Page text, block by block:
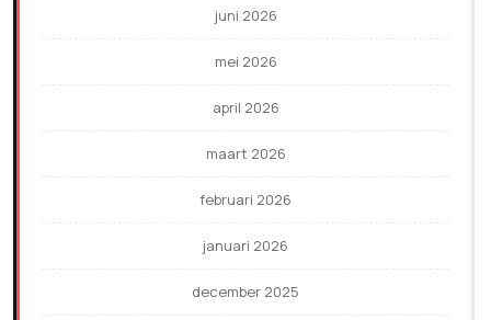
juni 2026
mei 2026
april 2026
maart 2026
februari 2026
januari 2026
december 2025